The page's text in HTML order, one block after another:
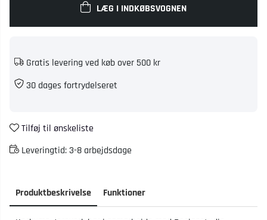
LÆG I INDKØBSVOGNEN
Gratis levering ved køb over 500 kr
30 dages fortrydelseret
Tilføj til ønskeliste
Leveringtid:3-8 arbejdsdage
Produktbeskrivelse Funktioner